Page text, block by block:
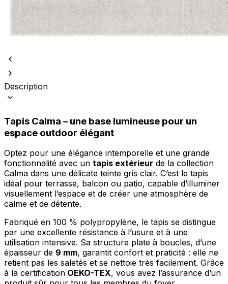
Description
Tapis Calma – une base lumineuse pour un
espace outdoor élégant
Optez pour une élégance intemporelle et une grande
fonctionnalité avec un tapis extérieur de la collection
Calma dans une délicate teinte gris clair. C’est le tapis
idéal pour terrasse, balcon ou patio, capable d’illuminer
visuellement l’espace et de créer une atmosphère de
calme et de détente.
Fabriqué en 100 % polypropylène, le tapis se distingue
par une excellente résistance à l’usure et à une
utilisation intensive. Sa structure plate à boucles, d’une
épaisseur de 9 mm, garantit confort et praticité : elle ne
retient pas les saletés et se nettoie très facilement. Grâce
à la certification OEKO-TEX, vous avez l’assurance d’un